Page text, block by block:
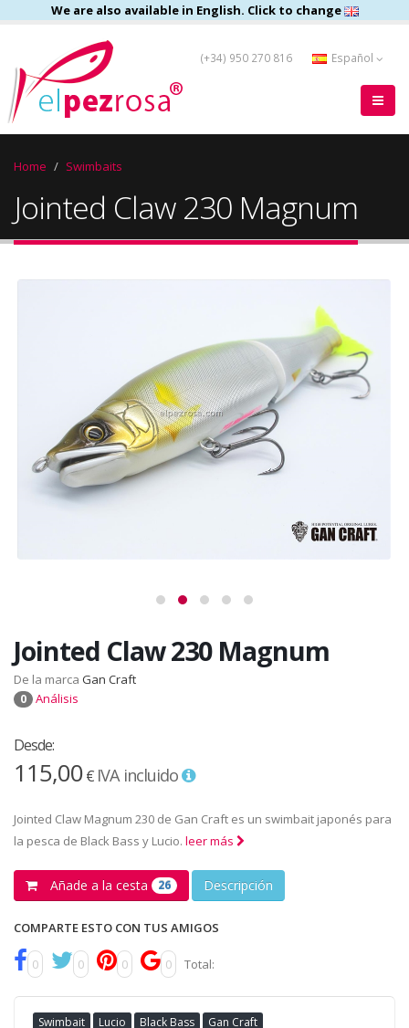
We are also available in English. Click to change
(+34) 950 270 816 Español
Home Swimbaits
Jointed Claw 230 Magnum
Jointed Claw 230 Magnum
De la marca Gan Craft
0 Análisis
Desde:
115,00€ IVA incluido
Jointed Claw Magnum 230 de Gan Craft es un swimbait japonés para
la pesca de Black Bass y Lucio. leer más
Añade a la cesta 26 Descripción
COMPARTE ESTO CON TUS AMIGOS
0 0 0 0 Total:
Swimbait Lucio Black Bass Gan Craft